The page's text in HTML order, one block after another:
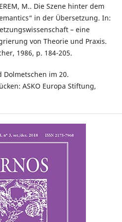
M.. Die Szene hinter dem
in der Übersetzung. In:
– eine
von Theorie und Praxis.
1986, p. 184-205.
Dolmetschen im 20.
ASKO Europa Stiftung,